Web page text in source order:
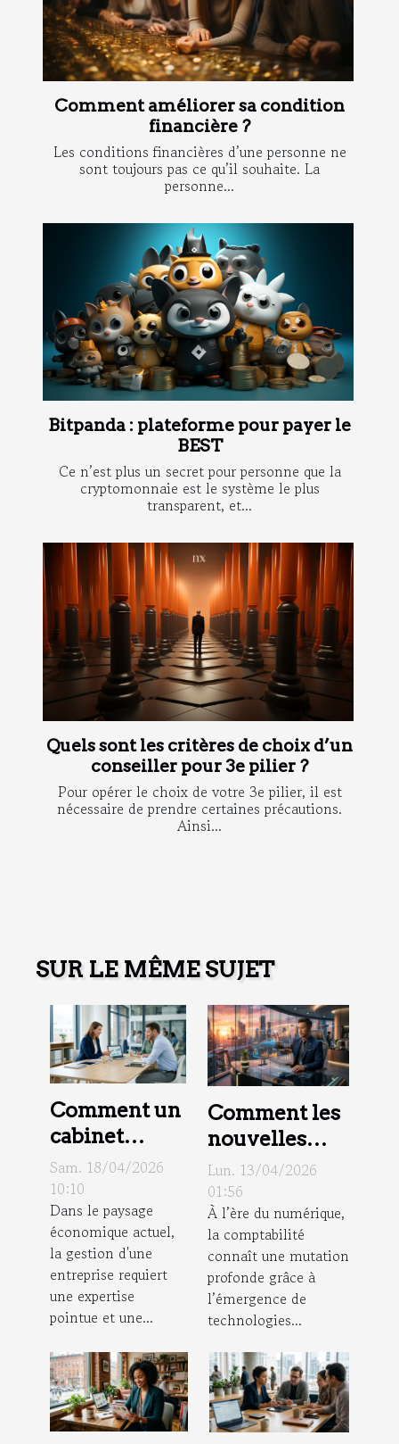
Comment améliorer sa condition
financière ?
Les conditions financières d’une personne ne
sont toujours pas ce qu’il souhaite. La
personne...
Bitpanda : plateforme pour payer le
BEST
Ce n’est plus un secret pour personne que la
cryptomonnaie est le système le plus
transparent, et...
Quels sont les critères de choix d’un
conseiller pour 3e pilier ?
Pour opérer le choix de votre 3e pilier, il est
nécessaire de prendre certaines précautions.
Ainsi...
SUR LE MÊME SUJET
Comment un
cabinet
fiduciaire
peut
transformer
la gestion
d'entreprise ?
Sam. 18/04/2026
10:10
Dans le paysage
économique actuel,
la gestion d'une
entreprise requiert
une expertise
pointue et une...
Comment les
nouvelles
technologies
transforment-
elles la
comptabilité
en 2026 ?
Lun. 13/04/2026
01:56
À l’ère du numérique,
la comptabilité
connaît une mutation
profonde grâce à
l’émergence de
technologies...